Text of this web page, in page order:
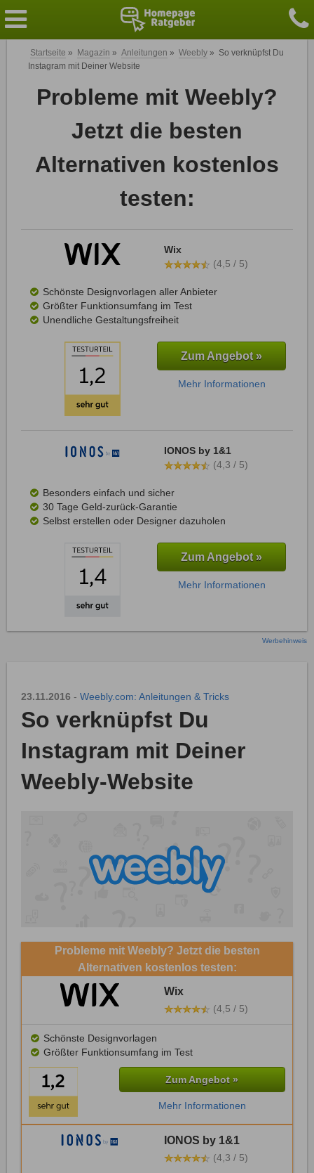
Startseite » Magazin » Anleitungen » Weebly » So verknüpfst Du
Instagram mit Deiner Website
Probleme mit Weebly?
Jetzt die besten
Alternativen kostenlos
testen:
Wix
(4,5 / 5)
Schönste Designvorlagen aller Anbieter
Größter Funktionsumfang im Test
Unendliche Gestaltungsfreiheit
Zum Angebot »
Mehr Informationen
IONOS by 1&1
(4,3 / 5)
Besonders einfach und sicher
30 Tage Geld-zurück-Garantie
Selbst erstellen oder Designer dazuholen
Zum Angebot »
Mehr Informationen
Werbehinweis
23.11.2016 - Weebly.com: Anleitungen & Tricks
So verknüpfst Du
Instagram mit Deiner
Weebly-Website
Probleme mit Weebly? Jetzt die besten
Alternativen kostenlos testen:
Wix
(4,5 / 5)
Schönste Designvorlagen
Größter Funktionsumfang im Test
Zum Angebot »
Mehr Informationen
IONOS by 1&1
(4,3 / 5)